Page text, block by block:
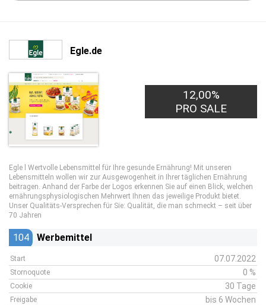
Egle.de
12,00%
PRO SALE
Egle l Wertvolle Lebensmittel für Ihre gesunde Ernährung! Mit unseren
Lebensmitteln wollen wir zur Ausgewogenheit in Ihrer täglichen Ernährung
beitragen. Anhand der Farbe der Logos erkennen Sie auf einen Blick, welchen
ernährungsphysiologischen Mehrwert Ihnen das jeweilige Produkt bietet.
Unser Qualitäts-Versprechen für Sie: Qualität, die man schmeckt – seit über
70 Jahren
104 Werbemittel
Start 07.07.2022
Stornoquote 0 %
Cookie 30 Tage
Freigabe bis 6 Wochen